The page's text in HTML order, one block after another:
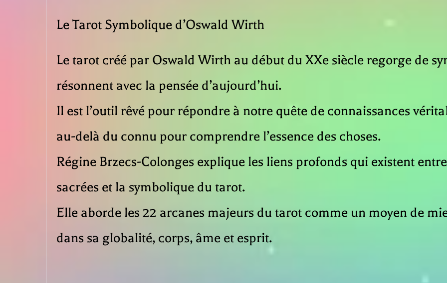
Le Tarot Symbolique d’Oswald Wirth
Le tarot créé par Oswald Wirth au début du XXe siècle regorge de
résonnent avec la pensée d’aujourd’hui.
Il est l’outil rêvé pour répondre à notre quête de connaissances
au-delà du connu pour comprendre l’essence des choses.
Régine Brzecs-Colonges explique les liens profonds qui existent
sacrées et la symbolique du tarot.
Elle aborde les 22 arcanes majeurs du tarot comme un moyen de
dans sa globalité, corps, âme et esprit.